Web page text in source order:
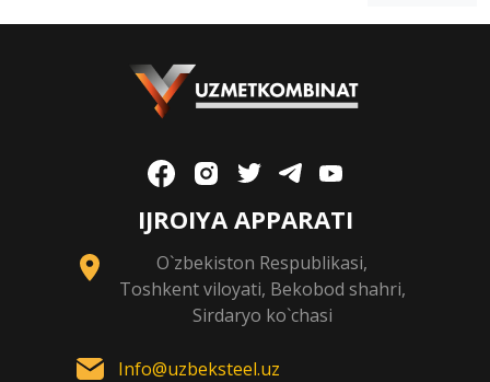
IJROIYA APPARATI
O`zbekiston Respublikasi,
Toshkent viloyati, Bekobod shahri,
Sirdaryo ko`chasi
Info@uzbeksteel.uz